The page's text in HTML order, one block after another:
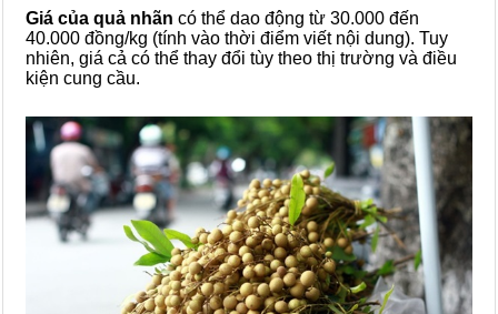
Giá của quả nhãn có thể dao động từ 30.000 đến
40.000 đồng/kg (tính vào thời điểm viết nội dung). Tuy
nhiên, giá cả có thể thay đổi tùy theo thị trường và điều
kiện cung cầu.